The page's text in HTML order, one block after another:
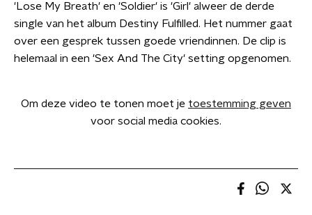
'Lose My Breath' en 'Soldier' is 'Girl' alweer de derde
single van het album Destiny Fulfilled. Het nummer gaat
over een gesprek tussen goede vriendinnen. De clip is
helemaal in een 'Sex And The City' setting opgenomen.
Om deze video te tonen moet je toestemming geven
voor social media cookies.